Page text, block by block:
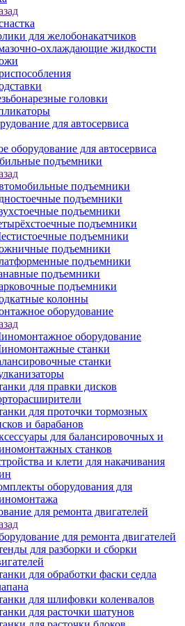
для желобонакатчиков
охлаждающие жидкости
головки
для автосервиса
оборудование для автосервиса
подъемники
подъемники
подъемники
подъемники
подъемники
подъемники
подъемники
подъемники
подъемники
подъемники
колонны
оборудование
оборудование
станки
станки
для правки дисков
для проточки тормозных
и барабанов
для балансировочных и
станков
и клети для накачивания
оборудования для
для ремонта двигателей
для ремонта двигателей
для разборки и сборки
для обработки фаски седла
для шлифовки коленвалов
для расточки шатунов